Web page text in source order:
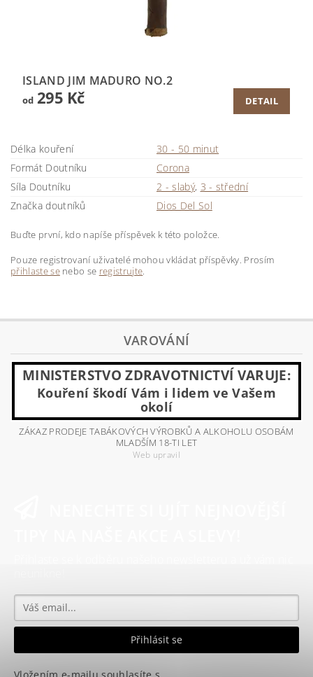
ISLAND JIM MADURO NO.2
od295 Kč DETAIL
Délka kouření
30 - 50 minut
Formát Doutníku
Corona
Síla Doutníku
2 - slabý, 3 - střední
Značka doutníků
Dios Del Sol
Buďte první, kdo napíše příspěvek k této položce.
Pouze registrovaní uživatelé mohou vkládat příspěvky. Prosím
přihlaste senebo se registrujte
VAROVÁNÍ
MINISTERSTVO ZDRAVOTNICTVÍ VARUJE:
Kouření škodí Vám i lidem ve Vašem
okolí
ZÁKAZ PRODEJE TABÁKOVÝCH VÝROBKŮ A ALKOHOLU OSOBÁM
MLADŠÍM 18-TI LET
Web upravil
Vložením e-mailu souhlasíte s